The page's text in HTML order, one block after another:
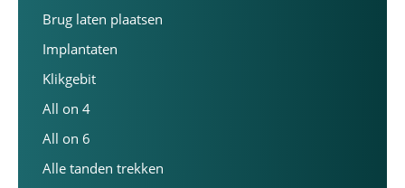
Brug laten plaatsen
Implantaten
Klikgebit
All on 4
All on 6
Alle tanden trekken